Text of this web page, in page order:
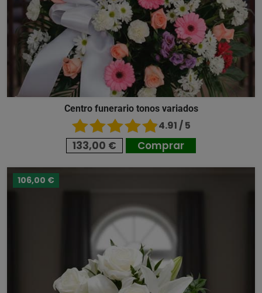
Centro funerario tonos variados
4.91 / 5
133,00 € Comprar
106,00 €